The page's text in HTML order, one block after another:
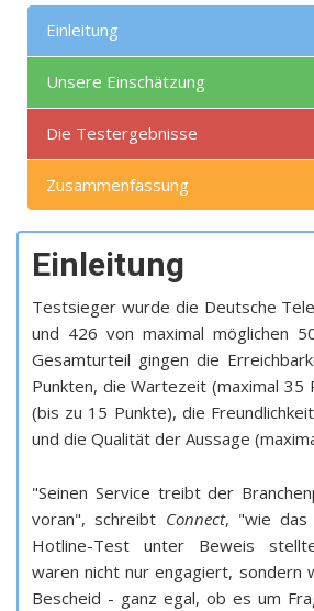
Einleitung
Unsere Einschätzung
Die Testergebnisse
Zusammenfassung
Einleitung
Testsieger wurde die Deutsche
und 426 von maximal möglichen
Gesamturteil gingen die
Punkten, die Wartezeit (maximal 35
(bis zu 15 Punkte), die
und die Qualität der Aussage
"Seinen Service treibt der
voran", schreibt Connect, "wie das
Hotline-Test unter Beweis
waren nicht nur engagiert, sondern
Bescheid - ganz egal, ob es um